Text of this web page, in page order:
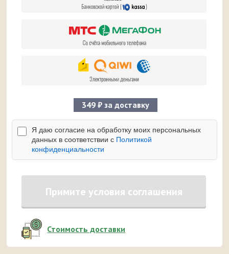
349 ₽ за доставку
Я даю согласие на обработку моих персональных
данных в соответствии с Политикой
конфиденциальности
Примите условия соглашения
Стоимость доставки